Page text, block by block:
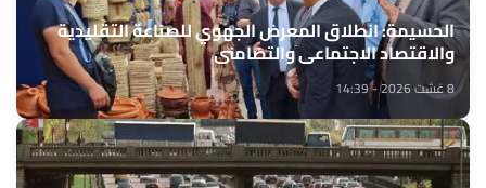
الحسيمة: انطلاق المعرض الجهوي للصناعة التقليدية
والاقتصاد الاجتماعي والتضامني
8 غشت 2026 - 14:39